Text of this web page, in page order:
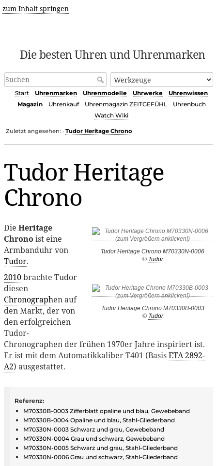
zum Inhalt springen
Die besten Uhren und Uhrenmarken
Start Uhrenmarken Uhrenmodelle Uhrwerke
Uhrenwissen
Magazin
Uhrenkauf Uhrenmagazin ZEITGEFÜHL
Uhrenbuch
Watch Wiki
Zuletzt angesehen: • Tudor Heritage Chrono
Tudor Heritage
Chrono
Tudor Heritage Chrono M70330N-0006
© Tudor
Tudor Heritage Chrono M70330B-0003
© Tudor
Die Heritage
Chrono ist eine
Armbanduhr von
Tudor.
2010brachte Tudor
diesen
Chronographen auf
den Markt, der von
den erfolgreichen
Tudor-
Chronographen der frühen 1970er Jahre inspiriert ist.
Er ist mit dem Automatikkaliber T401 (BasisETA 2892-
A2) ausgestattet.
Referenz:
M70330B-0003 Zifferblatt opaline und blau, Gewebeband
M70330B-0004 Opaline und blau, Stahl-Gliederband
M70330N-0003 Schwarz und grau, Gewebeband
M70330N-0004 Grau und schwarz, Gewebeband
M70330N-0005 Schwarz und grau, Stahl-Gliederband
M70330N-0006 Grau und schwarz, Stahl-Gliederband